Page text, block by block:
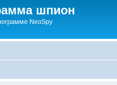
шпион
NeoSpy